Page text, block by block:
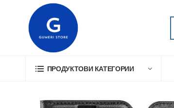
ПРОДУКТОВИ КАТЕГОРИИ